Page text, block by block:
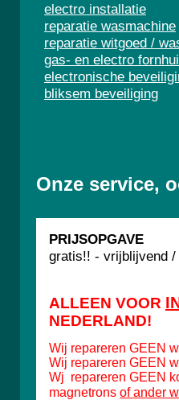
electro installatie
reparatie wasmachine
reparatie witgoed /
gas- en electro
electronische
bliksem beveiliging
Onze service,
PRIJSOPGAVE
gratis!! - vrijblijvend
ALLEEN VOOR
NEDERLAND!
Wij repareren GEEN
Wij repareren GEEN
Wj repareren GEEN
magnetrons of ander